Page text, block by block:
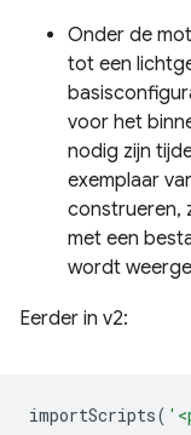
Onder de
tot een
voor het
nodig zijn
exemplaar
construeren,
met een
wordt
Eerder in v2:
importScripts(